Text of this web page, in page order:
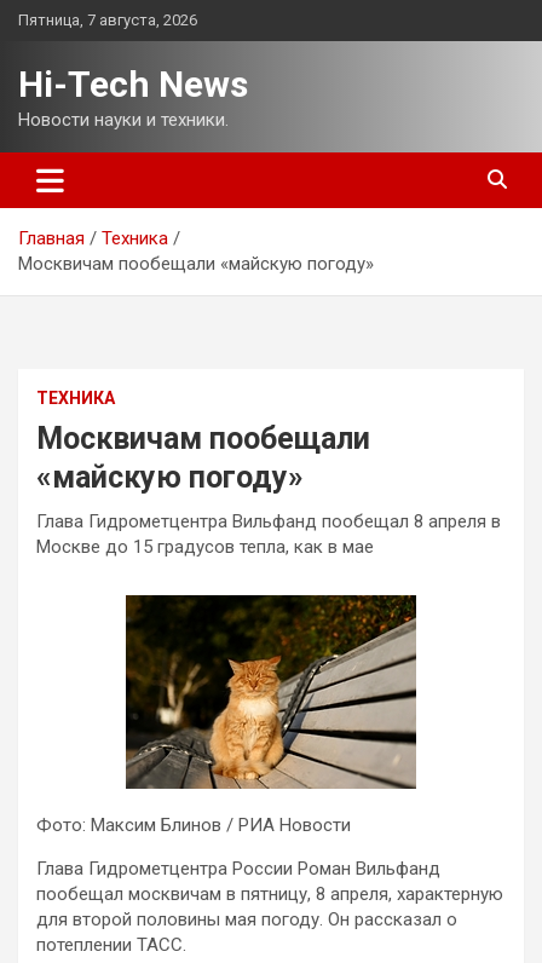
Перейти
Пятница, 7 августа, 2026
Hi-Tech News
Новости науки и техники.
Главная
Техника
Москвичам пообещали «майскую погоду»
ТЕХНИКА
Москвичам пообещали
«майскую погоду»
Глава Гидрометцентра Вильфанд пообещал 8 апреля в
Москве до 15 градусов тепла, как в мае
Фото: Максим Блинов / РИА Новости
Глава Гидрометцентра России Роман Вильфанд
пообещал москвичам в пятницу, 8 апреля, характерную
для второй половины мая погоду. Он рассказал о
потеплении ТАСС.